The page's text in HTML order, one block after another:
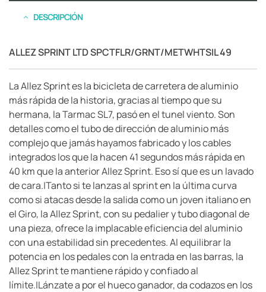
DESCRIPCIÓN
ALLEZ SPRINT LTD SPCTFLR/GRNT/METWHTSIL 49
La Allez Sprint es la bicicleta de carretera de aluminio
más rápida de la historia, gracias al tiempo que su
hermana, la Tarmac SL7, pasó en el tunel viento. Son
detalles como el tubo de dirección de aluminio más
complejo que jamás hayamos fabricado y los cables
integrados los que la hacen 41 segundos más rápida en
40 km que la anterior Allez Sprint. Eso sí que es un lavado
de cara.|Tanto si te lanzas al sprint en la última curva
como si atacas desde la salida como un joven italiano en
el Giro, la Allez Sprint, con su pedalier y tubo diagonal de
una pieza, ofrece la implacable eficiencia del aluminio
con una estabilidad sin precedentes. Al equilibrar la
potencia en los pedales con la entrada en las barras, la
Allez Sprint te mantiene rápido y confiado al
límite.|Lánzate a por el hueco ganador, da codazos en los